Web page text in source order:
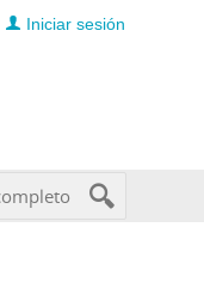
Iniciar sesión